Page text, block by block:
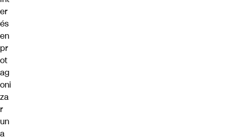
er
és
en
pr
ot
ag
oni
za
r
un
a